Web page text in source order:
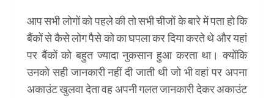
आप सभी लोगों को पहले की तो सभी चीजों के बारे में पता हो कि
बैंकों से कैसे लोग पैसे को का घपला कर दिया करते थे और यहां
पर बैंकों को बहुत ज्यादा नुकसान हुआ करता था। क्योंकि
उनको सही जानकारी नहीं दी जाती थी जो भी वहां पर अपना
अकाउंट खुलवा देता वह अपनी गलत जानकारी देकर अकाउंट